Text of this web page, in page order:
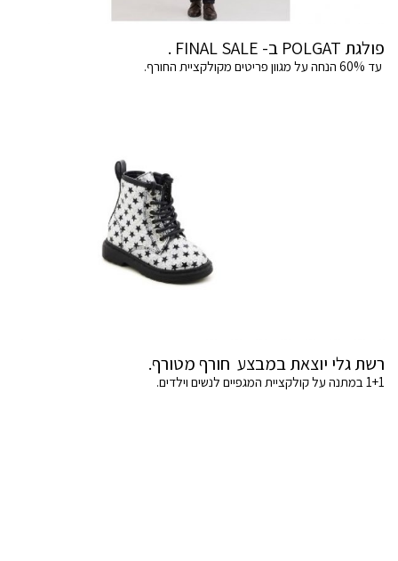
פולגת POLGAT ב- FINAL SALE .
עד 60% הנחה על מגוון פריטים מקולקציית החורף.
רשת גלי יוצאת במבצע חורף מטורף.
1+1 במתנה על קולקציית המגפיים לנשים וילדים.